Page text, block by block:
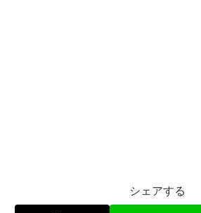
シェアする